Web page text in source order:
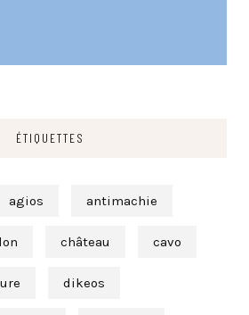
ÉTIQUETTES
agios antimachie
château cavo
dikeos